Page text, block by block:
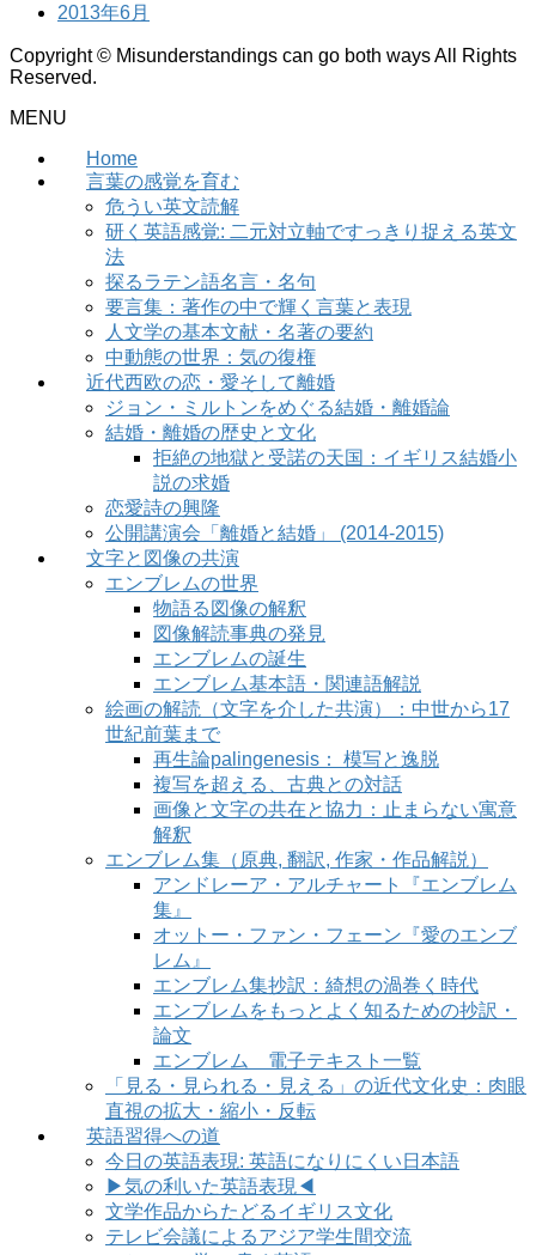
2013年6月
Copyright © Misunderstandings can go both ways All Rights
Reserved.
MENU
Home
言葉の感覚を育む
危うい英文読解
研く英語感覚: 二元対立軸ですっきり捉える英文
法
探るラテン語名言・名句
要言集：著作の中で輝く言葉と表現
人文学の基本文献・名著の要約
中動態の世界：気の復権
近代西欧の恋・愛そして離婚
ジョン・ミルトンをめぐる結婚・離婚論
結婚・離婚の歴史と文化
拒絶の地獄と受諾の天国：イギリス結婚小
説の求婚
恋愛詩の興隆
公開講演会「離婚と結婚」 (2014-2015)
文字と図像の共演
エンブレムの世界
物語る図像の解釈
図像解読事典の発見
エンブレムの誕生
エンブレム基本語・関連語解説
絵画の解読（文字を介した共演）：中世から17
世紀前葉まで
再生論palingenesis： 模写と逸脱
複写を超える、古典との対話
画像と文字の共在と協力：止まらない寓意
解釈
エンブレム集（原典, 翻訳, 作家・作品解説）
アンドレーア・アルチャート『エンブレム
集』
オットー・ファン・フェーン『愛のエンブ
レム』
エンブレム集抄訳：綺想の渦巻く時代
エンブレムをもっとよく知るための抄訳・
論文
エンブレム 電子テキスト一覧
「見る・見られる・見える」の近代文化史：肉眼
直視の拡大・縮小・反転
英語習得への道
今日の英語表現: 英語になりにくい日本語
▶気の利いた英語表現◀
文学作品からたどるイギリス文化
テレビ会議によるアジア学生間交流